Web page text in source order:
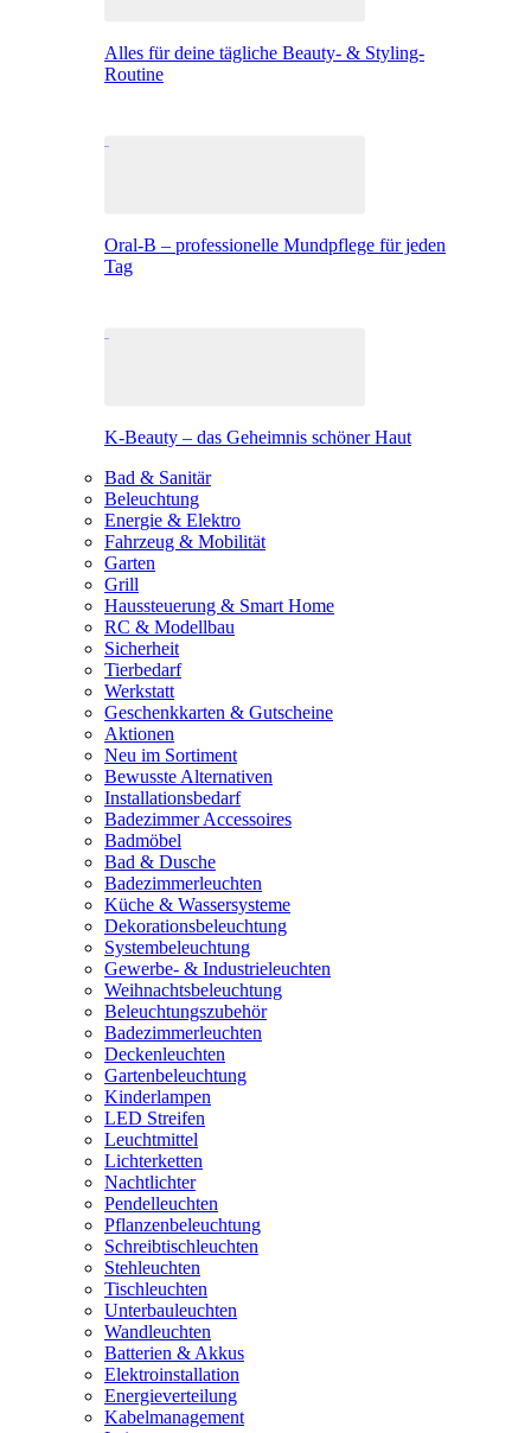
Alles für deine tägliche Beauty- & Styling-
Routine
Oral-B – professionelle Mundpflege für jeden
Tag
K-Beauty – das Geheimnis schöner Haut
Bad & Sanitär
Beleuchtung
Energie & Elektro
Fahrzeug & Mobilität
Garten
Grill
Haussteuerung & Smart Home
RC & Modellbau
Sicherheit
Tierbedarf
Werkstatt
Geschenkkarten & Gutscheine
Aktionen
Neu im Sortiment
Bewusste Alternativen
Installationsbedarf
Badezimmer Accessoires
Badmöbel
Bad & Dusche
Badezimmerleuchten
Küche & Wassersysteme
Dekorationsbeleuchtung
Systembeleuchtung
Gewerbe- & Industrieleuchten
Weihnachtsbeleuchtung
Beleuchtungszubehör
Badezimmerleuchten
Deckenleuchten
Gartenbeleuchtung
Kinderlampen
LED Streifen
Leuchtmittel
Lichterketten
Nachtlichter
Pendelleuchten
Pflanzenbeleuchtung
Schreibtischleuchten
Stehleuchten
Tischleuchten
Unterbauleuchten
Wandleuchten
Batterien & Akkus
Elektroinstallation
Energieverteilung
Kabelmanagement